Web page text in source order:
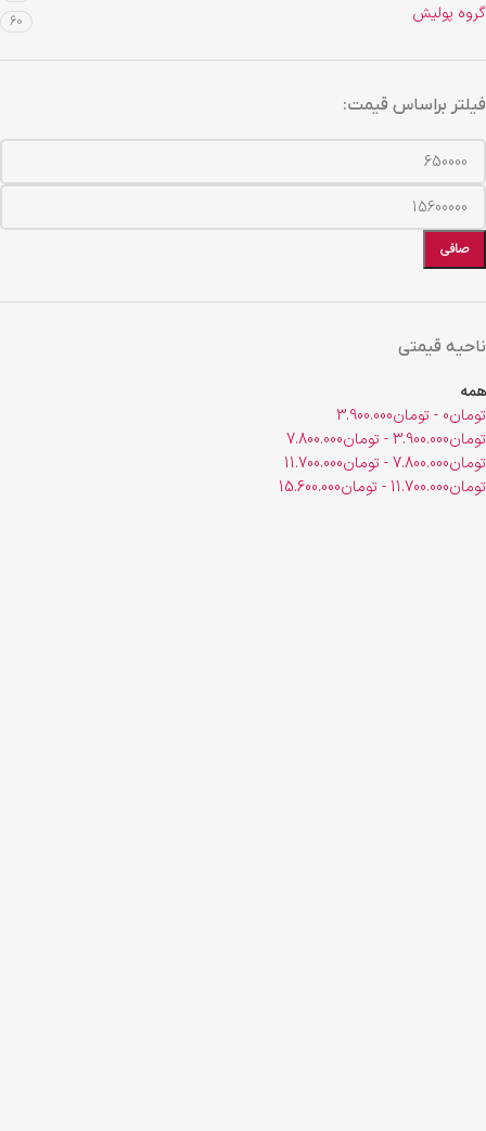
گروه پولیش 60
فیلتر براساس قیمت:
صافی
ناحیه قیمتی
همه
تومان0
- تومان3.900.000
تومان3.900.000
- تومان7.800.000
تومان7.800.000
- تومان11.700.000
تومان11.700.000
- تومان15.600.000